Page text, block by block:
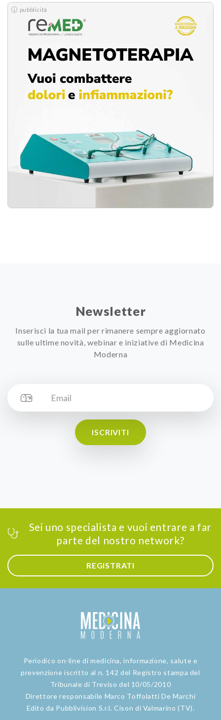
pubblicità
Newsletter
Inserisci la tua mail per rimanere sempre aggiornato
sulle ultime novità, webinar e iniziative di Medicina
Moderna
ISCRIVITI
Sei uno specialista e vuoi entrare a far
parte del nostro network?
REGISTRATI
Periodico on-line di medicina, informazione, salute e
prevenzione iscritto al n. 142 del Registro stampa del
Tribunale di Treviso del 10/05/2010
Direttore responsabile Marco Toffolatti De Marchi
Edito da Pubblivision S.r.l. Cison di Valmarino (TV).